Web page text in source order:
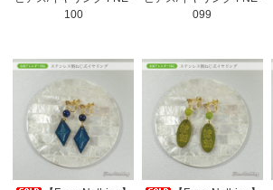
100
099